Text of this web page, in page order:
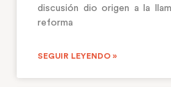
discusión dio origen a la
reforma
SEGUIR LEYENDO »